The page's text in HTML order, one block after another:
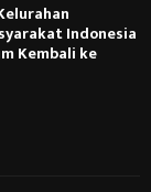
Indonesia
Kembali ke